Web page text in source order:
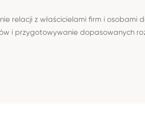
relacji z właścicielami firm i osobami
i przygotowywanie dopasowanych